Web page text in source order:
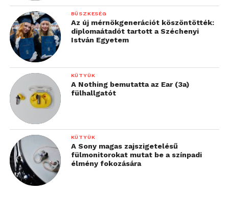
BÜSZKESÉG
Az új mérnökgenerációt köszöntötték:
diplomaátadót tartott a Széchenyi
István Egyetem
KÜTYÜK
A Nothing bemutatta az Ear (3a)
fülhallgatót
KÜTYÜK
A Sony magas zajszigetelésű
fülmonitorokat mutat be a színpadi
élmény fokozására